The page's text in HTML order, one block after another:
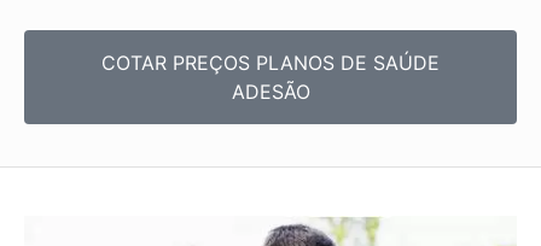
COTAR PREÇOS PLANOS DE SAÚDE
ADESÃO